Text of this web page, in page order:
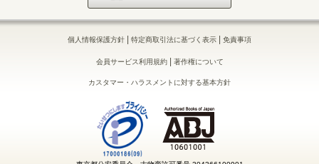
個人情報保護方針 | 特定商取引法に基づく表示 | 免責事項
会員サービス利用規約| 著作権について
カスタマー・ハラスメントに対する基本方針